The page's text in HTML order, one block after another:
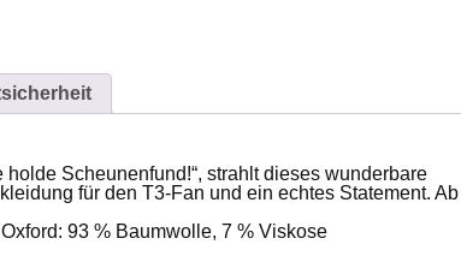
Scheunenfund!“, strahlt dieses wunderbare
für den T3-Fan und ein echtes Statement. Ab
93 % Baumwolle, 7 % Viskose